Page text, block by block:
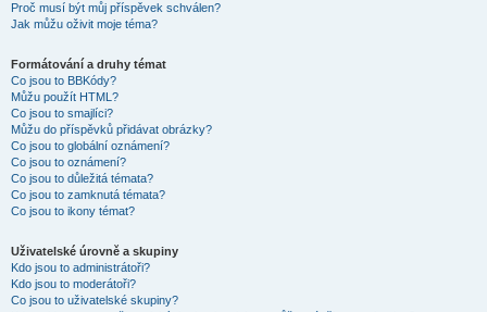
Proč musí být můj příspěvek schválen?
Jak můžu oživit moje téma?
Formátování a druhy témat
Co jsou to BBKódy?
Můžu použít HTML?
Co jsou to smajlíci?
Můžu do příspěvků přidávat obrázky?
Co jsou to globální oznámení?
Co jsou to oznámení?
Co jsou to důležitá témata?
Co jsou to zamknutá témata?
Co jsou to ikony témat?
Uživatelské úrovně a skupiny
Kdo jsou to administrátoři?
Kdo jsou to moderátoři?
Co jsou to uživatelské skupiny?